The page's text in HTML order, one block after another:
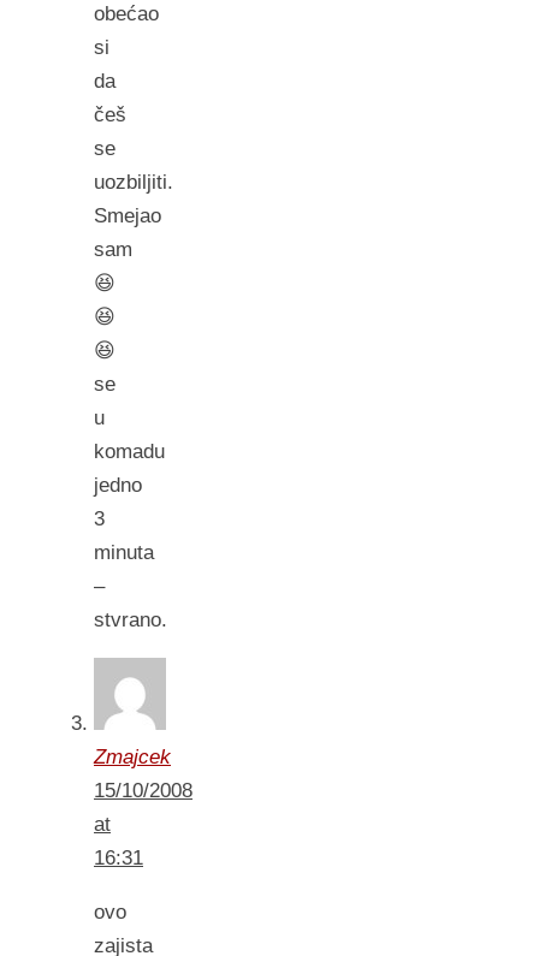
obećao
si
da
češ
se
uozbiljiti.
Smejao
sam
😆
😆
😆
se
u
komadu
jedno
3
minuta
–
stvrano.
Zmajcek
15/10/2008
at
16:31
ovo
zajista